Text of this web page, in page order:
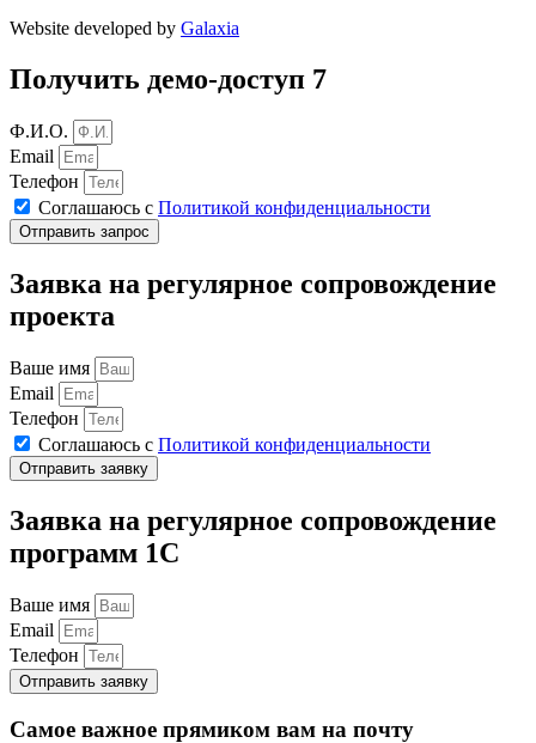
Website developed by Galaxia
Получить демо-доступ 7
Ф.И.О.
Email
Телефон
Соглашаюсь с Политикой конфиденциальности
Отправить запрос
Заявка на регулярное сопровождение
проекта
Ваше имя
Email
Телефон
Соглашаюсь с Политикой конфиденциальности
Отправить заявку
Заявка на регулярное сопровождение
программ 1С
Ваше имя
Email
Телефон
Отправить заявку
Самое важное прямиком вам на почту